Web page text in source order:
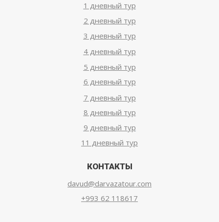
1 дневный тур
2 дневный тур
3 дневный тур
4 дневный тур
5 дневный тур
6 дневный тур
7 дневный тур
8 дневный тур
9 дневный тур
11 дневный тур
КОНТАКТЫ
davud@darvazatour.com
+993 62 118617